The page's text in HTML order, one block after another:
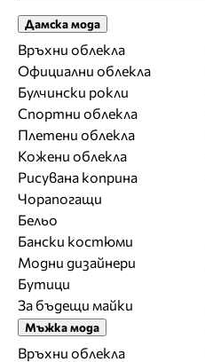
Дамска мода
Връхни облекла
Официални облекла
Булчински рокли
Спортни облекла
Плетени облекла
Кожени облекла
Рисувана коприна
Чорапогащи
Бельо
Бански костюми
Модни дизайнери
Бутици
За бъдещи майки
Мъжка мода
Връхни облекла